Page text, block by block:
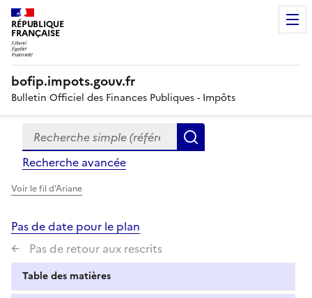
RÉPUBLIQUE
FRANÇAISE
bofip.impots.gouv.fr
Bulletin Officiel des Finances Publiques - Impôts
Formulaire
de
recherche
Recherche simple (références, mots clés, partie du
Recherche avancée
Voir le fil d'Ariane
Pas de date pour le plan
Pas de retour aux rescrits
Table des matières